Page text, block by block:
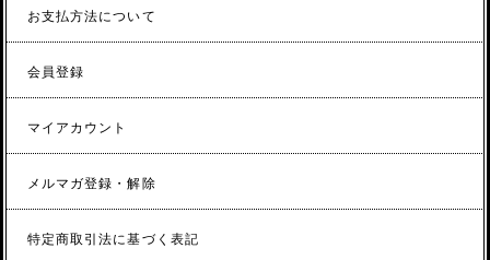
お支払方法について
会員登録
マイアカウント
メルマガ登録・解除
特定商取引法に基づく表記